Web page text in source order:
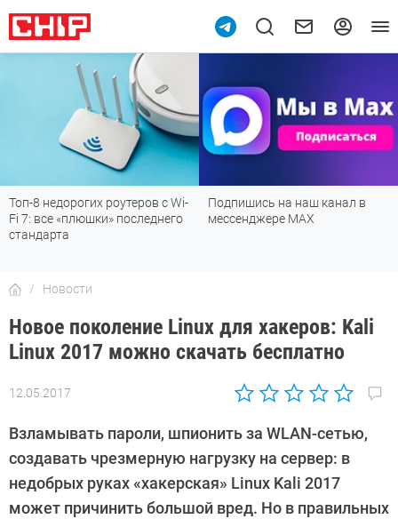
Топ-8 недорогих роутеров с Wi-
Fi 7: все «плюшки» последнего
стандарта
Подпишись на наш канал в
мессенджере МАХ
Новости
Новое поколение Linux для хакеров: Kali
Linux 2017 можно скачать бесплатно
12.05.2017
Автор:
Киреев
Взламывать пароли, шпионить за WLAN-сетью,
создавать чрезмерную нагрузку на сервер: в
недобрых руках «хакерская» Linux Kali 2017
может причинить большой вред. Но в правильных